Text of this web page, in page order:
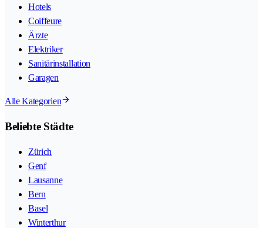
Hotels
Coiffeure
Ärzte
Elektriker
Sanitärinstallation
Garagen
Alle Kategorien
Beliebte Städte
Zürich
Genf
Lausanne
Bern
Basel
Winterthur